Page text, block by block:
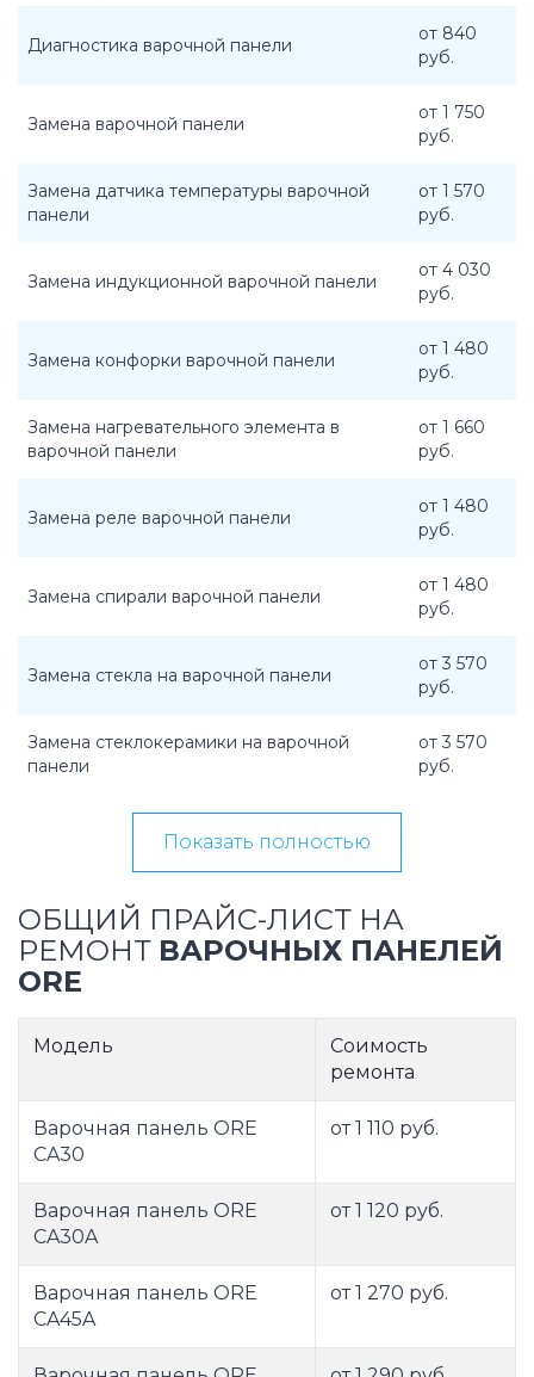
Диагностика варочной панели
от 840
руб.
Замена варочной панели
от 1 750
руб.
Замена датчика температуры варочной
панели
от 1 570
руб.
Замена индукционной варочной панели
от 4 030
руб.
Замена конфорки варочной панели
от 1 480
руб.
Замена нагревательного элемента в
варочной панели
от 1 660
руб.
Замена реле варочной панели
от 1 480
руб.
Замена спирали варочной панели
от 1 480
руб.
Замена стекла на варочной панели
от 3 570
руб.
Замена стеклокерамики на варочной
панели
от 3 570
руб.
Показать полностью
ОБЩИЙ ПРАЙС-ЛИСТ НА
РЕМОНТ ВАРОЧНЫХ ПАНЕЛЕЙ
ORE
Модель
Соимость
ремонта
Варочная панель ORE
CA30
от 1 110 руб.
Варочная панель ORE
CA30A
от 1 120 руб.
Варочная панель ORE
CA45A
от 1 270 руб.